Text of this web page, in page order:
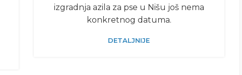
izgradnja azila za pse u Nišu još nema
konkretnog datuma.
DETALJNIJE